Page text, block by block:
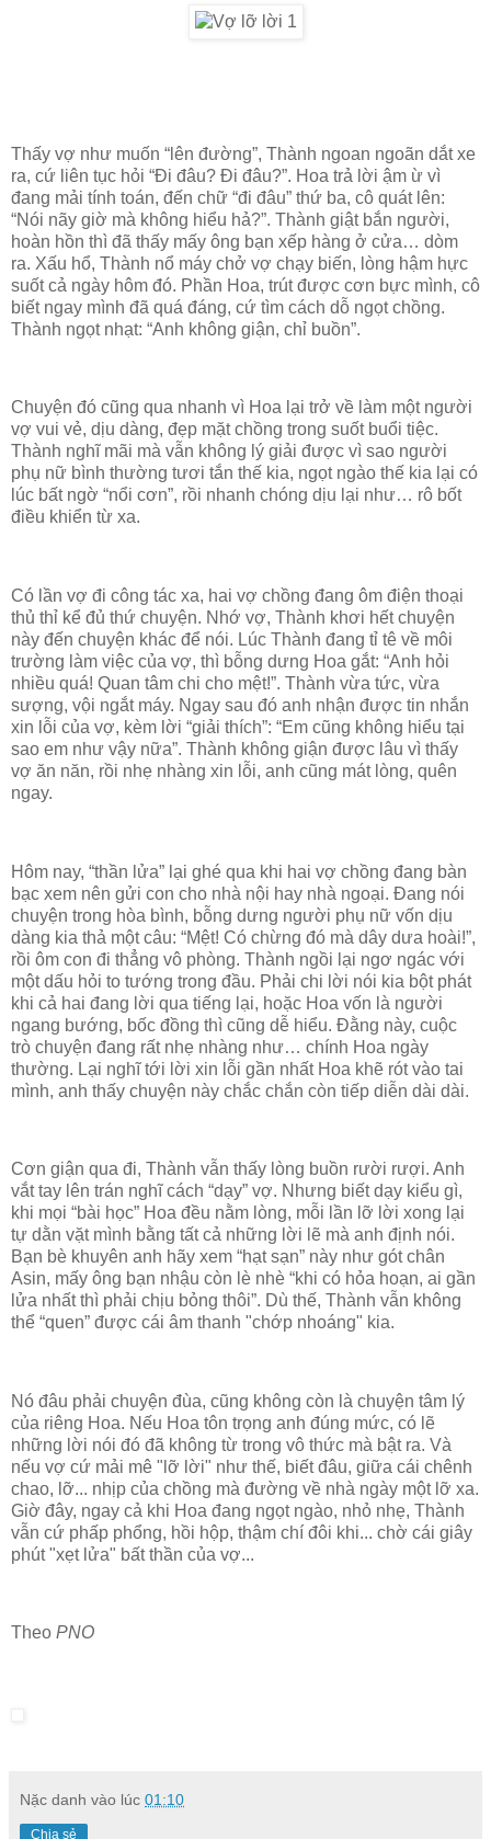
Thấy vợ như muốn “lên đường”, Thành ngoan ngoãn dắt xe
ra, cứ liên tục hỏi “Đi đâu? Đi đâu?”. Hoa trả lời ậm ừ vì
đang mải tính toán, đến chữ “đi đâu” thứ ba, cô quát lên:
“Nói nãy giờ mà không hiểu hả?”. Thành giật bắn người,
hoàn hồn thì đã thấy mấy ông bạn xếp hàng ở cửa… dòm
ra. Xấu hổ, Thành nổ máy chở vợ chạy biến, lòng hậm hực
suốt cả ngày hôm đó. Phần Hoa, trút được cơn bực mình, cô
biết ngay mình đã quá đáng, cứ tìm cách dỗ ngọt chồng.
Thành ngọt nhạt: “Anh không giận, chỉ buồn”.
Chuyện đó cũng qua nhanh vì Hoa lại trở về làm một người
vợ vui vẻ, dịu dàng, đẹp mặt chồng trong suốt buổi tiệc.
Thành nghĩ mãi mà vẫn không lý giải được vì sao người
phụ nữ bình thường tươi tắn thế kia, ngọt ngào thế kia lại có
lúc bất ngờ “nổi cơn”, rồi nhanh chóng dịu lại như… rô bốt
điều khiển từ xa.
Có lần vợ đi công tác xa, hai vợ chồng đang ôm điện thoại
thủ thỉ kể đủ thứ chuyện. Nhớ vợ, Thành khơi hết chuyện
này đến chuyện khác để nói. Lúc Thành đang tỉ tê về môi
trường làm việc của vợ, thì bỗng dưng Hoa gắt: “Anh hỏi
nhiều quá! Quan tâm chi cho mệt!”. Thành vừa tức, vừa
sượng, vội ngắt máy. Ngay sau đó anh nhận được tin nhắn
xin lỗi của vợ, kèm lời “giải thích”: “Em cũng không hiểu tại
sao em như vậy nữa”. Thành không giận được lâu vì thấy
vợ ăn năn, rồi nhẹ nhàng xin lỗi, anh cũng mát lòng, quên
ngay.
Hôm nay, “thần lửa” lại ghé qua khi hai vợ chồng đang bàn
bạc xem nên gửi con cho nhà nội hay nhà ngoại. Đang nói
chuyện trong hòa bình, bỗng dưng người phụ nữ vốn dịu
dàng kia thả một câu: “Mệt! Có chừng đó mà dây dưa hoài!”,
rồi ôm con đi thẳng vô phòng. Thành ngồi lại ngơ ngác với
một dấu hỏi to tướng trong đầu. Phải chi lời nói kia bột phát
khi cả hai đang lời qua tiếng lại, hoặc Hoa vốn là người
ngang bướng, bốc đồng thì cũng dễ hiểu. Đằng này, cuộc
trò chuyện đang rất nhẹ nhàng như… chính Hoa ngày
thường. Lại nghĩ tới lời xin lỗi gần nhất Hoa khẽ rót vào tai
mình, anh thấy chuyện này chắc chắn còn tiếp diễn dài dài.
Cơn giận qua đi, Thành vẫn thấy lòng buồn rười rượi. Anh
vắt tay lên trán nghĩ cách “dạy” vợ. Nhưng biết dạy kiểu gì,
khi mọi “bài học” Hoa đều nằm lòng, mỗi lần lỡ lời xong lại
tự dằn vặt mình bằng tất cả những lời lẽ mà anh định nói.
Bạn bè khuyên anh hãy xem “hạt sạn” này như gót chân
Asin, mấy ông bạn nhậu còn lè nhè “khi có hỏa hoạn, ai gần
lửa nhất thì phải chịu bỏng thôi”. Dù thế, Thành vẫn không
thể “quen” được cái âm thanh "chớp nhoáng" kia.
Nó đâu phải chuyện đùa, cũng không còn là chuyện tâm lý
của riêng Hoa. Nếu Hoa tôn trọng anh đúng mức, có lẽ
những lời nói đó đã không từ trong vô thức mà bật ra. Và
nếu vợ cứ mải mê "lỡ lời" như thế, biết đâu, giữa cái chênh
chao, lỡ... nhịp của chồng mà đường về nhà ngày một lỡ xa.
Giờ đây, ngay cả khi Hoa đang ngọt ngào, nhỏ nhẹ, Thành
vẫn cứ phấp phổng, hồi hộp, thậm chí đôi khi... chờ cái giây
phút "xẹt lửa" bất thần của vợ...
Theo PNO
Nặc danh vào lúc 01:10
Chia sẻ